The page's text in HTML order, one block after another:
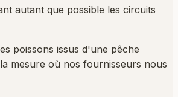
autant que possible les circuits
poissons issus d'une pêche
mesure où nos fournisseurs nous